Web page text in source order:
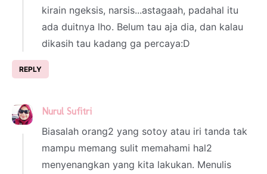
kirain ngeksis, narsis...astagaah, padahal itu
ada duitnya lho. Belum tau aja dia, dan kalau
dikasih tau kadang ga percaya:D
REPLY
Nurul Sufitri
Biasalah orang2 yang sotoy atau iri tanda tak
mampu memang sulit memahami hal2
menyenangkan yang kita lakukan. Menulis